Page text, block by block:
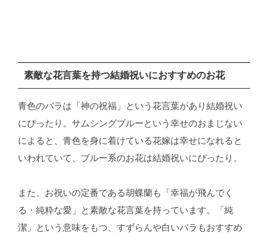
素敵な花言葉を持つ結婚祝いにおすすめのお花
青色のバラは「神の祝福」という花言葉があり結婚祝い
にぴったり。サムシングブルーという幸せのおまじない
によると、青色を身に着けている花嫁は幸せになれると
いわれていて、ブルー系のお花は結婚祝いにぴったり。
また、お祝いの定番である胡蝶蘭も「幸福が飛んでく
る・純粋な愛」と素敵な花言葉を持っています。「純
潔」という意味をもつ、すずらんや白いバラもおすすめ